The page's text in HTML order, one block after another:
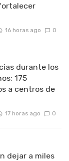
16 horas ago 0
durante los
175
a centros de
17 horas ago 0
dejar a miles